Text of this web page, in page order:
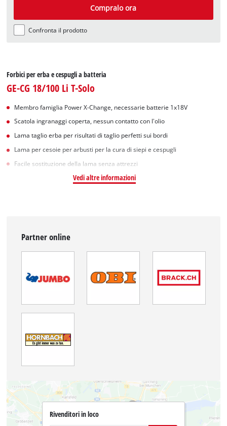
Compralo ora
Confronta il prodotto
Forbici per erba e cespugli a batteria
GE-CG 18/100 Li T-Solo
Membro famiglia Power X-Change, necessarie batterie 1x18V
Scatola ingranaggi coperta, nessun contatto con l'olio
Lama taglio erba per risultati di taglio perfetti sui bordi
Lama per cesoie per arbusti per la cura di siepi e cespugli
Facile sostituzione della lama senza attrezzi
Vedi altre informazioni
Partner online
Rivenditori in loco